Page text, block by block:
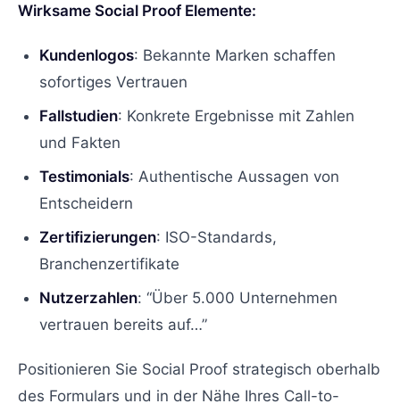
Wirksame Social Proof Elemente:
Kundenlogos: Bekannte Marken schaffen
sofortiges Vertrauen
Fallstudien: Konkrete Ergebnisse mit Zahlen
und Fakten
Testimonials: Authentische Aussagen von
Entscheidern
Zertifizierungen: ISO-Standards,
Branchenzertifikate
Nutzerzahlen: “Über 5.000 Unternehmen
vertrauen bereits auf…”
Positionieren Sie Social Proof strategisch oberhalb
des Formulars und in der Nähe Ihres Call-to-